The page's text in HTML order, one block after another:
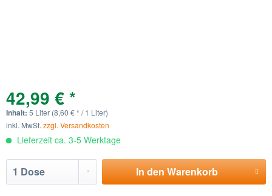
42,99 € *
Inhalt: 5 Liter (8,60 € * / 1 Liter)
inkl. MwSt. zzgl. Versandkosten
Lieferzeit ca. 3-5 Werktage
In denWarenkorb